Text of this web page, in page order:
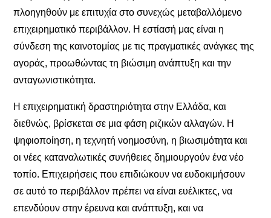
πλοηγηθούν με επιτυχία στο συνεχώς μεταβαλλόμενο
επιχειρηματικό περιβάλλον. Η εστίασή μας είναι η
σύνδεση της καινοτομίας με τις πραγματικές ανάγκες της
αγοράς, προωθώντας τη βιώσιμη ανάπτυξη και την
ανταγωνιστικότητα.
Η επιχειρηματική δραστηριότητα στην Ελλάδα, και
διεθνώς, βρίσκεται σε μια φάση ριζικών αλλαγών. Η
ψηφιοποίηση, η τεχνητή νοημοσύνη, η βιωσιμότητα και
οι νέες καταναλωτικές συνήθειες δημιουργούν ένα νέο
τοπίο. Επιχειρήσεις που επιδιώκουν να ευδοκιμήσουν
σε αυτό το περιβάλλον πρέπει να είναι ευέλικτες, να
επενδύουν στην έρευνα και ανάπτυξη, και να